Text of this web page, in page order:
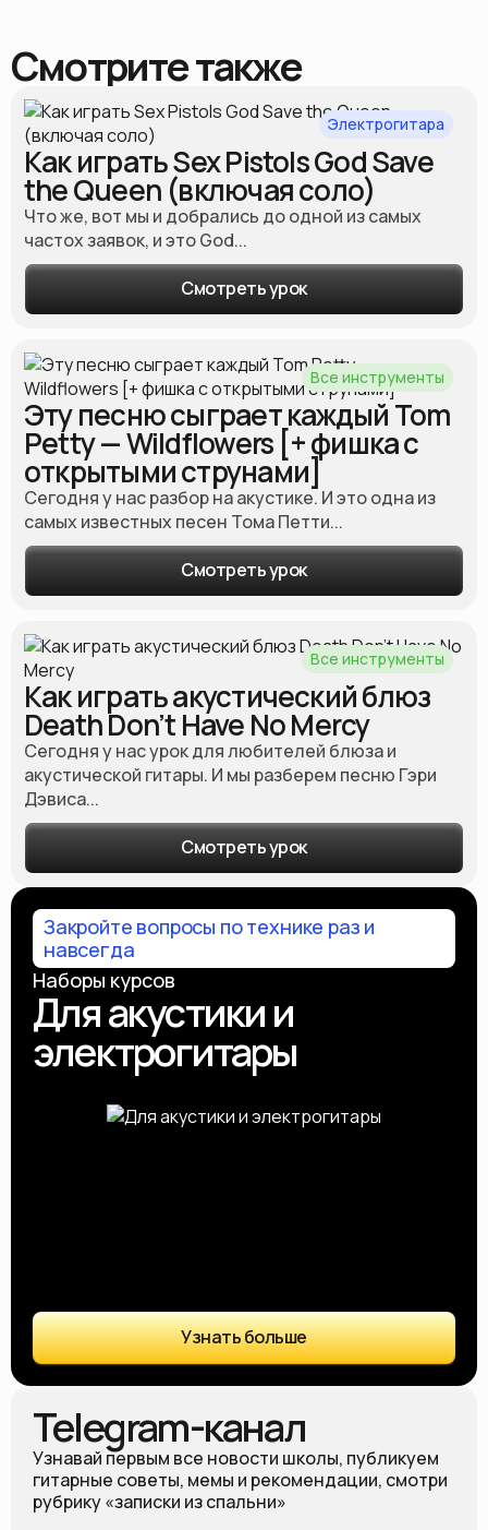
Смотрите также
Электрогитара
Как играть Sex Pistols God Save
the Queen (включая соло)
Что же, вот мы и добрались до одной из самых
частох заявок, и это God...
Смотреть урок
Все инструменты
Эту песню сыграет каждый Tom
Petty — Wildflowers [+ фишка с
открытыми струнами]
Сегодня у нас разбор на акустике. И это одна из
самых известных песен Тома Петти...
Смотреть урок
Все инструменты
Как играть акустический блюз
Death Don’t Have No Mercy
Сегодня у нас урок для любителей блюза и
акустической гитары. И мы разберем песню Гэри
Дэвиса...
Смотреть урок
Закройте вопросы по технике раз и
навсегда
Наборы курсов
Для акустики и
электрогитары
Узнать больше
Telegram-канал
Узнавай первым все новости школы, публикуем
гитарные советы, мемы и рекомендации, смотри
рубрику «записки из спальни»